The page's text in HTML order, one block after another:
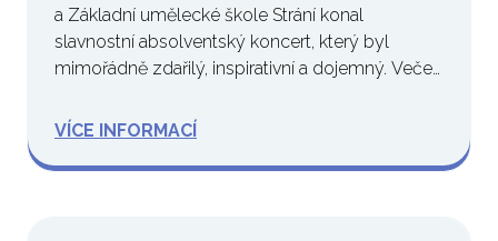
a Základní umělecké škole Strání konal
slavnostní absolventský koncert, který byl
mimořádně zdařilý, inspirativní a dojemný. Večer
VÍCE INFORMACÍ